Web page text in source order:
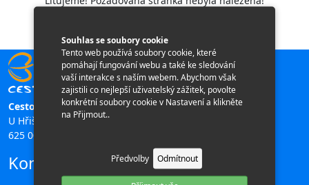
Souhlas se soubory cookie
Tento web používá soubory cookie, které
pomáhají fungování webu a také ke sledování
vaší interakce s naším webem. Abychom však
zajistili co nejlepší uživatelský zážitek, povolte
konkrétní soubory cookie v Nastavení a klikněte
na Přijmout..
Předvolby Odmítnout
Cestovní kancelář TILIA
U Hřiště 196/11,
625 00 Brno
Kontakty